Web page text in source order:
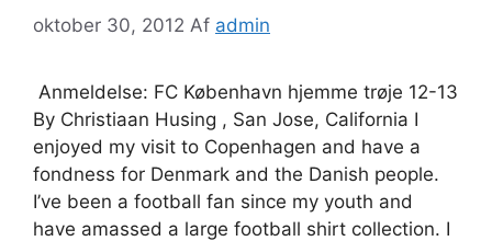
oktober 30, 2012 Af admin
Anmeldelse: FC København hjemme trøje 12-13
By Christiaan Husing , San Jose, California I
enjoyed my visit to Copenhagen and have a
fondness for Denmark and the Danish people.
I’ve been a football fan since my youth and
have amassed a large football shirt collection. I